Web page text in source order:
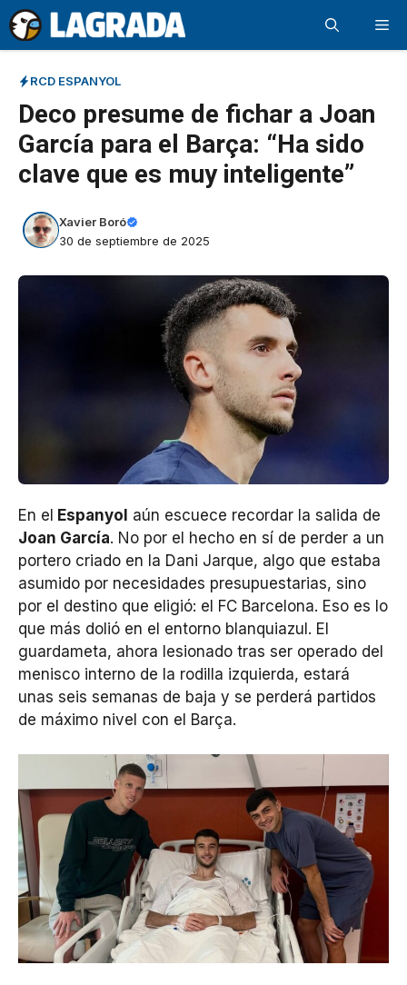
Saltar
al
contenido
RCD ESPANYOL
Deco presume de fichar a Joan
García para el Barça: “Ha sido
clave que es muy inteligente”
Xavier Boró
30 de septiembre de 2025
En el Espanyol aún escuece recordar la salida de
Joan García. No por el hecho en sí de perder a un
portero criado en la Dani Jarque, algo que estaba
asumido por necesidades presupuestarias, sino
por el destino que eligió: el FC Barcelona. Eso es lo
que más dolió en el entorno blanquiazul. El
guardameta, ahora lesionado tras ser operado del
menisco interno de la rodilla izquierda, estará
unas seis semanas de baja y se perderá partidos
de máximo nivel con el Barça.